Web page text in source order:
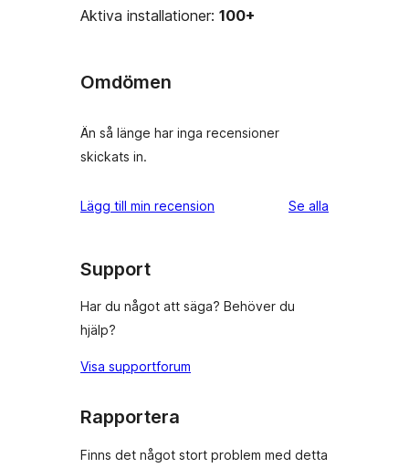
Aktiva installationer: 100+
Omdömen
Än så länge har inga recensioner
skickats in.
Lägg till min recension Se alla
Support
Har du något att säga? Behöver du
hjälp?
Visa supportforum
Rapportera
Finns det något stort problem med detta